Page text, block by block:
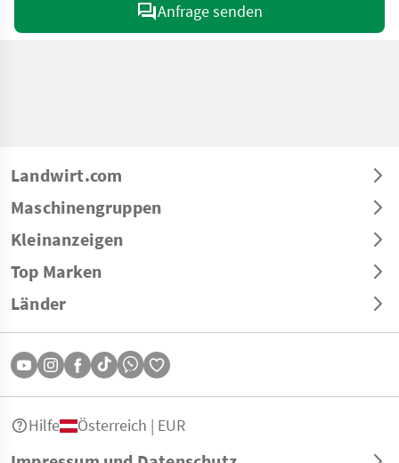
Anfrage senden
Landwirt.com
Maschinengruppen
Kleinanzeigen
Top Marken
Länder
Hilfe Österreich | EUR